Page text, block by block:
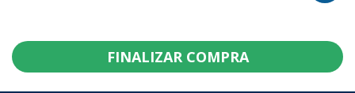
FINALIZAR COMPRA